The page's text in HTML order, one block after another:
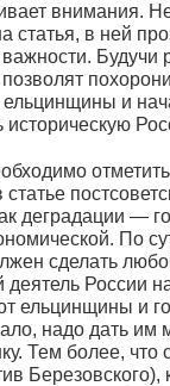
внимания.
статья, в ней
Будучи
и
историческую
деградации —
По
сделать
деятель России
ельцинщины и
надо дать им
Тем более, что
Березовского),